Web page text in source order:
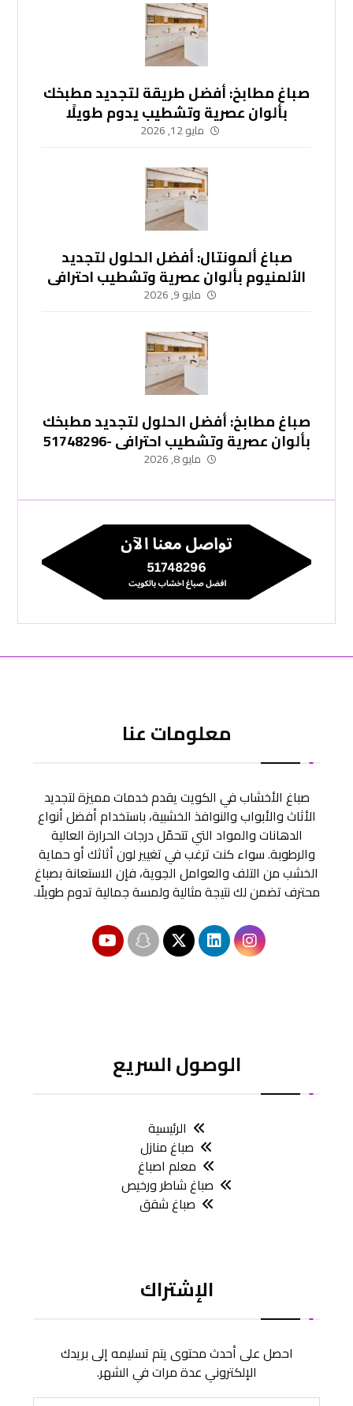
صباغ مطابخ: أفضل طريقة لتجديد مطبخك
بألوان عصرية وتشطيب يدوم طويلًا
-51748296 مايو 12, 2026
صباغ ألمونتال: أفضل الحلول لتجديد
الألمنيوم بألوان عصرية وتشطيب احترافي
-51748296 مايو 9, 2026
صباغ مطابخ: أفضل الحلول لتجديد مطبخك
بألوان عصرية وتشطيب احترافي -51748296
مايو 8, 2026
معلومات عنا
صباغ الأخشاب في الكويت يقدم خدمات مميزة لتجديد
الأثاث والأبواب والنوافذ الخشبية، باستخدام أفضل أنواع
الدهانات والمواد التي تتحمّل درجات الحرارة العالية
والرطوبة. سواء كنت ترغب في تغيير لون أثاثك أو حماية
الخشب من التلف والعوامل الجوية، فإن الاستعانة بصباغ
محترف تضمن لك نتيجة مثالية ولمسة جمالية تدوم طويلًا.
الوصول السريع
الرئيسية
صباغ منازل
معلم اصباغ
صباغ شاطر ورخيص
صباغ شقق
الإشتراك
احصل على أحدث محتوى يتم تسليمه إلى بريدك
الإلكتروني عدة مرات في الشهر.